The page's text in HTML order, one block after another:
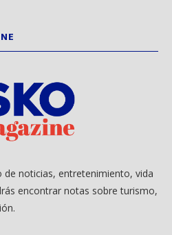
de noticias, entretenimiento, vida
encontrar notas sobre turismo,